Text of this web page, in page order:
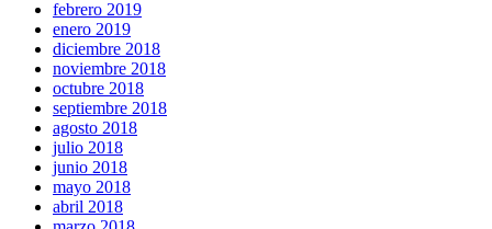
febrero 2019
enero 2019
diciembre 2018
noviembre 2018
octubre 2018
septiembre 2018
agosto 2018
julio 2018
junio 2018
mayo 2018
abril 2018